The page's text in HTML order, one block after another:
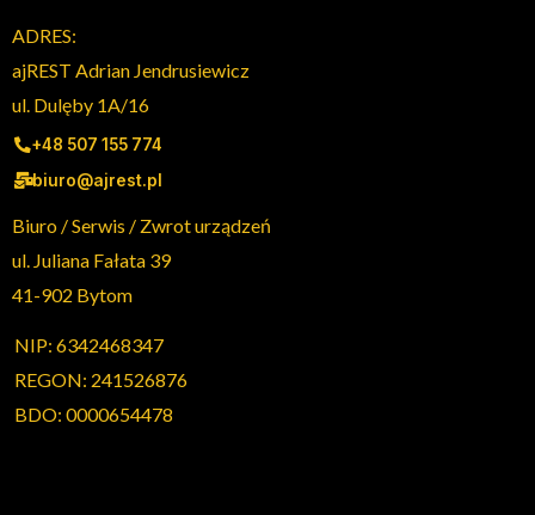
ADRES:
ajREST Adrian Jendrusiewicz
ul. Dulęby 1A/16
+48 507 155 774
biuro@ajrest.pl
Biuro / Serwis / Zwrot urządzeń
ul. Juliana Fałata 39
41-902 Bytom
NIP: 6342468347
REGON: 241526876
BDO: 0000654478